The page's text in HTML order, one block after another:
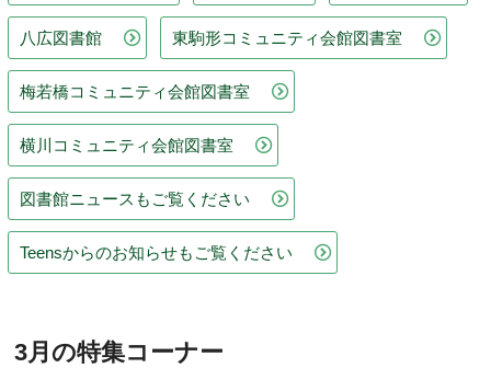
八広図書館 東駒形コミュニティ会館図書室
梅若橋コミュニティ会館図書室
横川コミュニティ会館図書室
図書館ニュースもご覧ください
Teensからのお知らせもご覧ください
3月の特集コーナー